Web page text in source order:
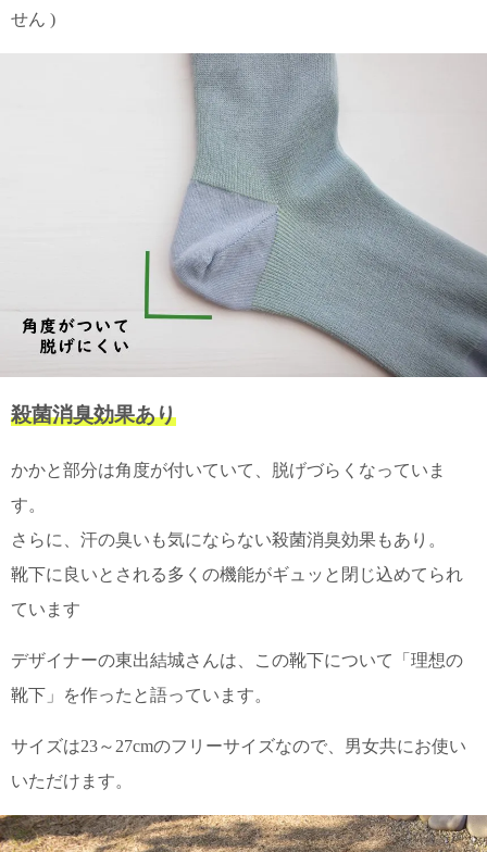
せん )
殺菌消臭効果あり
かかと部分は角度が付いていて、脱げづらくなっていま
す。
さらに、汗の臭いも気にならない殺菌消臭効果もあり。
靴下に良いとされる多くの機能がギュッと閉じ込めてられ
ています
デザイナーの東出結城さんは、この靴下について「理想の
靴下」を作ったと語っています。
サイズは23～27cmのフリーサイズなので、男女共にお使い
いただけます。